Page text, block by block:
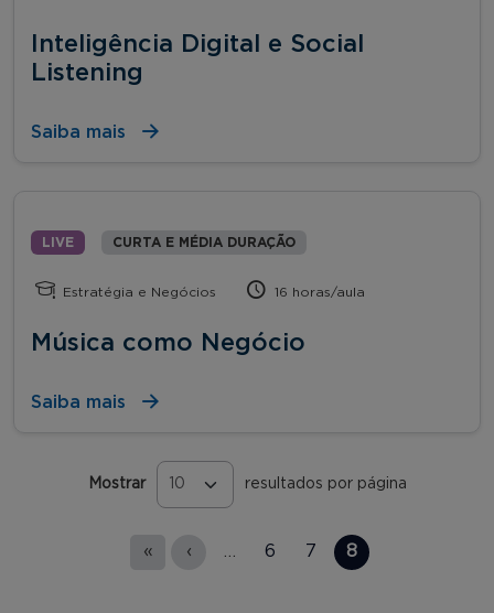
Inteligência Digital e Social
Listening
Saiba mais
LIVE CURTA E MÉDIA DURAÇÃO
Estratégia e Negócios 16 horas/aula
Música como Negócio
Saiba mais
Mostrar resultados por página
« ‹ 6 7 8